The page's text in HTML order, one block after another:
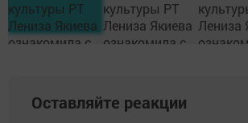
Оставляйте реакции